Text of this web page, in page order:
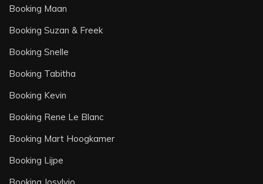
Booking Maan
Booking Suzan & Freek
Booking Snelle
Booking Tabitha
Booking Kevin
Booking Rene Le Blanc
Booking Mart Hoogkamer
Booking Lijpe